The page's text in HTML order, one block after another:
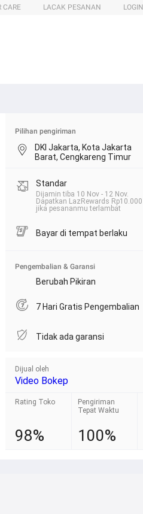
CARE LACAK PESANAN LOGIN
Pilihan pengiriman
DKI Jakarta, Kota Jakarta
Barat, Cengkareng Timur
Standar
Dijamin tiba 10 Nov - 12 Nov.
Dapatkan LazRewards Rp10.000
jika pesananmu terlambat
Bayar di tempat berlaku
Pengembalian & Garansi
Berubah Pikiran
7 Hari Gratis Pengembalian
Tidak ada garansi
Dijual oleh
Video Bokep
Rating Toko
98%
Pengiriman
Tepat Waktu
100%